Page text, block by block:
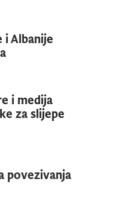
i Albanije
i medija
za slijepe
povezivanja